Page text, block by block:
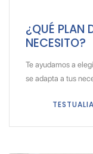
¿QUÉ PLAN
NECESITO?
Te ayudamos a
se adapta a tus
TESTUALIA